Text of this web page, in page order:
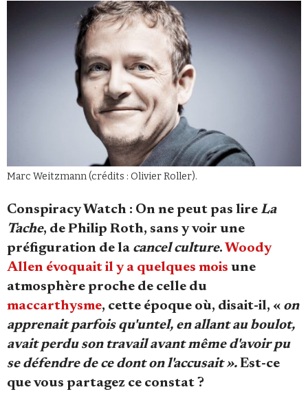
Demander à Vera
Se connecter
Marc Weitzmann (crédits : Olivier Roller).
Conspiracy Watch : On ne peut pas lire La
Tache, de Philip Roth, sans y voir une
préfiguration de la cancel culture. Woody
Allen évoquait il y a quelques mois une
atmosphère proche de celle du
maccarthysme, cette époque où, disait-il, « on
apprenait parfois qu'untel, en allant au boulot,
avait perdu son travail avant même d'avoir pu
se défendre de ce dont on l'accusait ». Est-ce
que vous partagez ce constat ?